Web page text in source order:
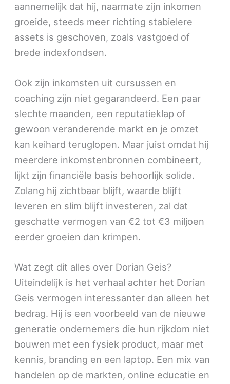
aannemelijk dat hij, naarmate zijn inkomen
groeide, steeds meer richting stabielere
assets is geschoven, zoals vastgoed of
brede indexfondsen.
Ook zijn inkomsten uit cursussen en
coaching zijn niet gegarandeerd. Een paar
slechte maanden, een reputatieklap of
gewoon veranderende markt en je omzet
kan keihard teruglopen. Maar juist omdat hij
meerdere inkomstenbronnen combineert,
lijkt zijn financiële basis behoorlijk solide.
Zolang hij zichtbaar blijft, waarde blijft
leveren en slim blijft investeren, zal dat
geschatte vermogen van €2 tot €3 miljoen
eerder groeien dan krimpen.
Wat zegt dit alles over Dorian Geis?
Uiteindelijk is het verhaal achter het Dorian
Geis vermogen interessanter dan alleen het
bedrag. Hij is een voorbeeld van de nieuwe
generatie ondernemers die hun rijkdom niet
bouwen met een fysiek product, maar met
kennis, branding en een laptop. Een mix van
handelen op de markten, online educatie en